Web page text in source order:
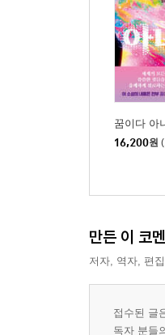
꿈이다 아
16,200원
만든 이 코
저자, 역자, 편
접수된 글
독자 분들